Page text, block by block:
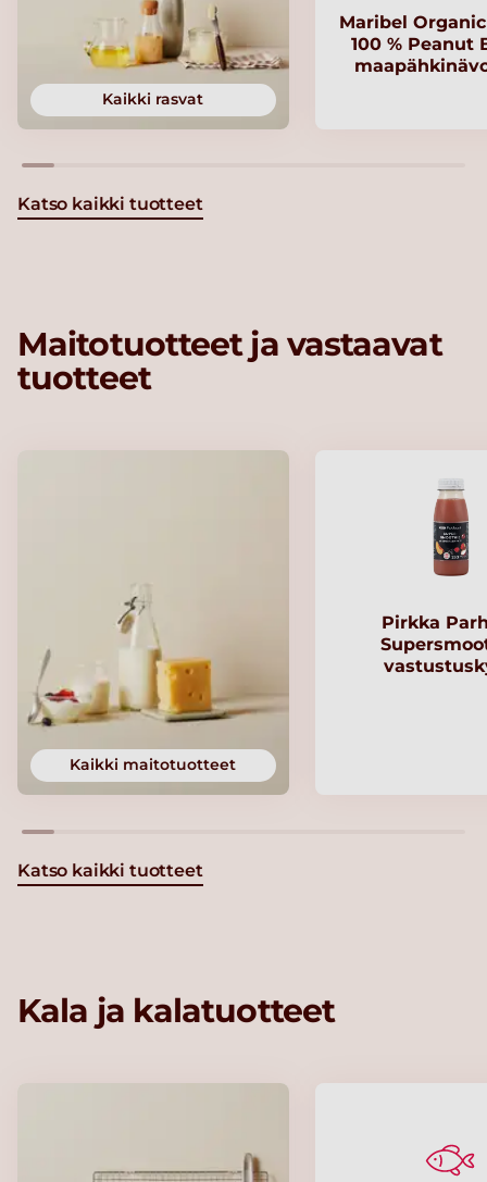
Kaikki rasvat
Maribel
100 % Peanut
Katso kaikki tuotteet
Maitotuotteet ja vastaavat
tuotteet
Kaikki maitotuotteet
Pirkka
Katso kaikki tuotteet
Kala ja kalatuotteet